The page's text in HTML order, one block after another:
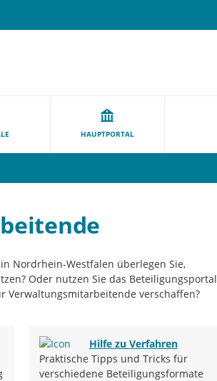
HAUPTPORTAL
in Nordrhein-Westfalen überlegen Sie,
Oder nutzen Sie das Beteiligungsportal
Verwaltungsmitarbeitende verschaffen?
Hilfe zu Verfahren
Praktische Tipps und Tricks für
verschiedene Beteiligungsformate